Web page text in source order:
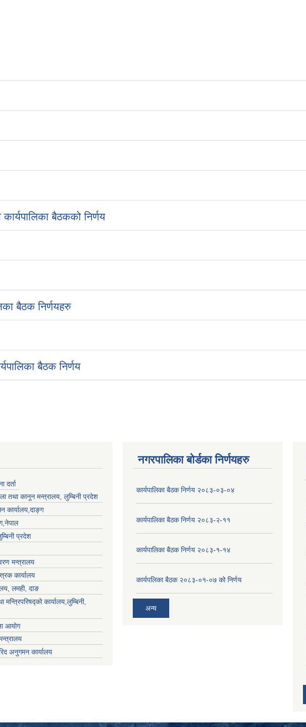
बैठकको निर्णय
बैठक निर्णयहरु
बैठक निर्णय
दर्ता
तथा कानून मन्त्रालय, लुम्बिनी प्रदेश
कार्यालय,दाङ्ग
प्रदेश
मन्त्रालय
कार्यालय
लमही, दाङ
मन्त्रिपरिषद्को कार्यालय,लुम्बिनी,
आयोग
अनुगमन कार्यालय
नगरपालिका बोर्डका निर्णयहरु
कार्यपालिका बैठक निर्णय २०८३-०३-०४
कार्यपालिका बैठक निर्णय २०८३-२-११
कार्यपालिका बैठक निर्णय २०८३-१-१४
कार्यपलिका बैठक २०८३-०१-०७ को निर्णय
अन्य